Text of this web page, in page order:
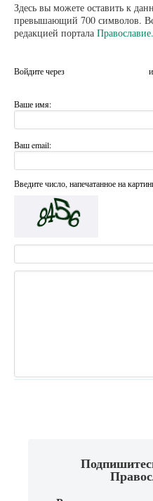
Здесь вы можете оставить к
превышающий 700 символов.
редакцией портала
Войдите через
Ваше имя:
Ваш email:
Введите число, напечатанное на